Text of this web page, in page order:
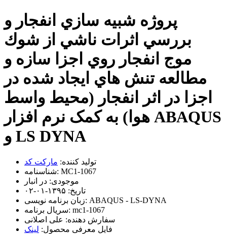
پروژه شبيه سازي انفجار و
بررسي اثرات ناشي از شوك
موج انفجار روي اجزا سازه و
مطالعه تنش هاي ايجاد شده در
اجزا در اثر انفجار (محیط واسط
هوا) به کمک نرم افزار ABAQUS
و LS DYNA
تولید کننده: مارکت کد
شناسنامه: MC1-1067
موجودی: در انبار
تاریخ: ۱۳۹۵-۰۱-۰۲
زبان برنامه نویسی: ABAQUS - LS-DYNA
سریال برنامه: mc1-1067
سفارش دهنده: علی اصلانی
فایل معرفی محصول: لینک